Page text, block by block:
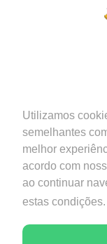
Utilizamos
semelhantes
melhor
acordo com
ao continuar
estas condições.
Copyright ©